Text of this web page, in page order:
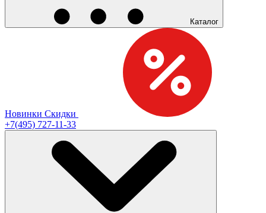
Каталог
Новинки Скидки
+7(495) 727-11-33